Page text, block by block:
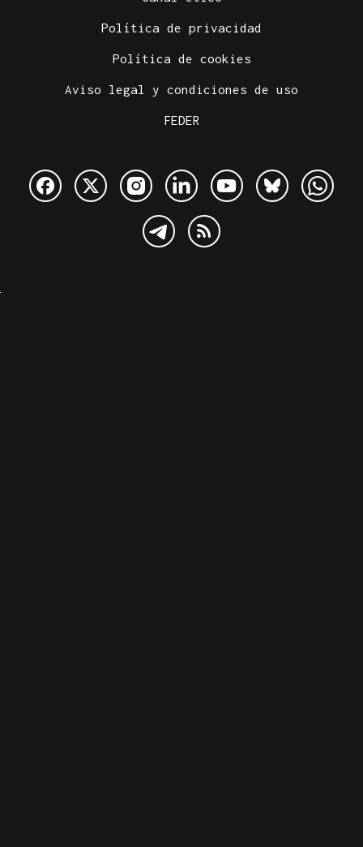
Política de privacidad
Política de cookies
Aviso legal y condiciones de uso
FEDER